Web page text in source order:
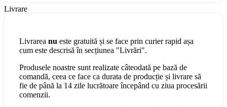
Livrare
Livrarea nu este gratuită și se face prin curier rapid așa
cum este descrisă în secțiunea "Livrări".
Produsele noastre sunt realizate câteodată pe bază de
comandă, ceea ce face ca durata de producție și livrare să
fie de până la 14 zile lucrătoare începând cu ziua procesării
comenzii.